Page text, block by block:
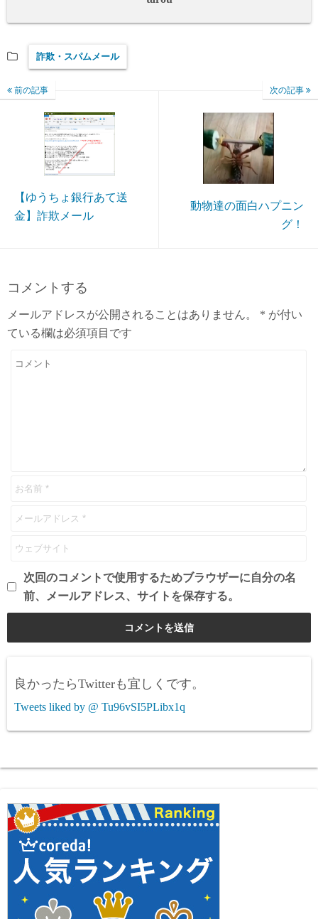
詐欺・スパムメール
前の記事
【ゆうちょ銀行あて送
金】詐欺メール
次の記事
動物達の面白ハプニン
グ！
コメントする
メールアドレスが公開されることはありません。 * が付い
ている欄は必須項目です
次回のコメントで使用するためブラウザーに自分の名
前、メールアドレス、サイトを保存する。
良かったらTwitterも宜しくです。
Tweets liked by @ Tu96vSI5PLibx1q